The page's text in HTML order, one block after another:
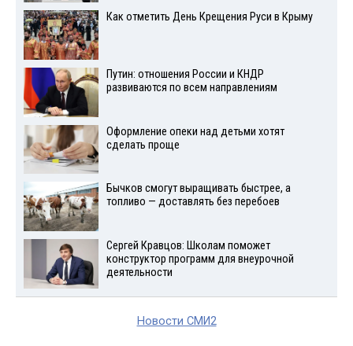
Как отметить День Крещения Руси в Крыму
Путин: отношения России и КНДР
развиваются по всем направлениям
Оформление опеки над детьми хотят
сделать проще
Бычков смогут выращивать быстрее, а
топливо — доставлять без перебоев
Сергей Кравцов: Школам поможет
конструктор программ для внеурочной
деятельности
Новости СМИ2